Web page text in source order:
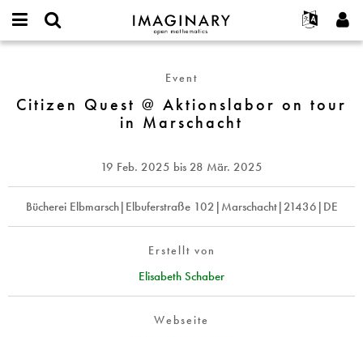
IMAGINARY
open
Français
Deutsch
한국어
Türkçe
Programme
Galerien
Hands-on
Texte
Ausstellungen
Projekte
Mitmachen
Kontakt
username
Neues Passwort anfordern
@
Marschacht
Event
Citizen Quest @ Aktionslabor on tour
in Marschacht
19 Feb. 2025 bis 28 Mär. 2025
Bücherei Elbmarsch|Elbuferstraße 102|Marschacht|21436|DE
Erstellt von
Elisabeth Schaber
Webseite